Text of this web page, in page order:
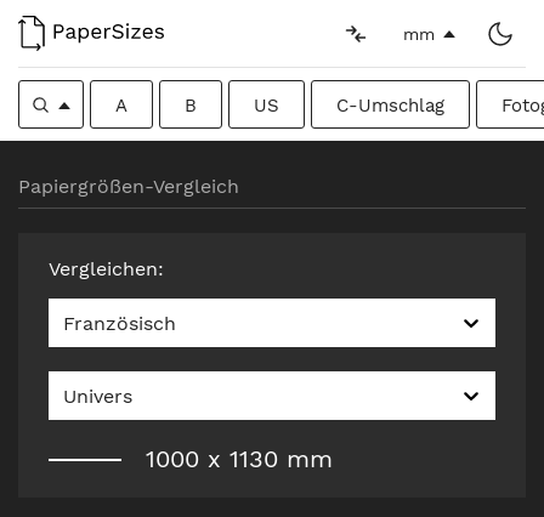
mm
A B US C-Umschlag
Papiergrößen-Vergleich
Vergleichen:
Französisch
Univers
1000 x 1130 mm